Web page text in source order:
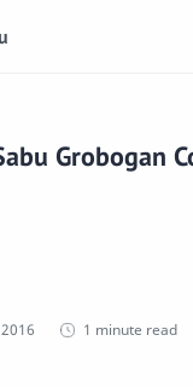
Grobogan
1 minute read